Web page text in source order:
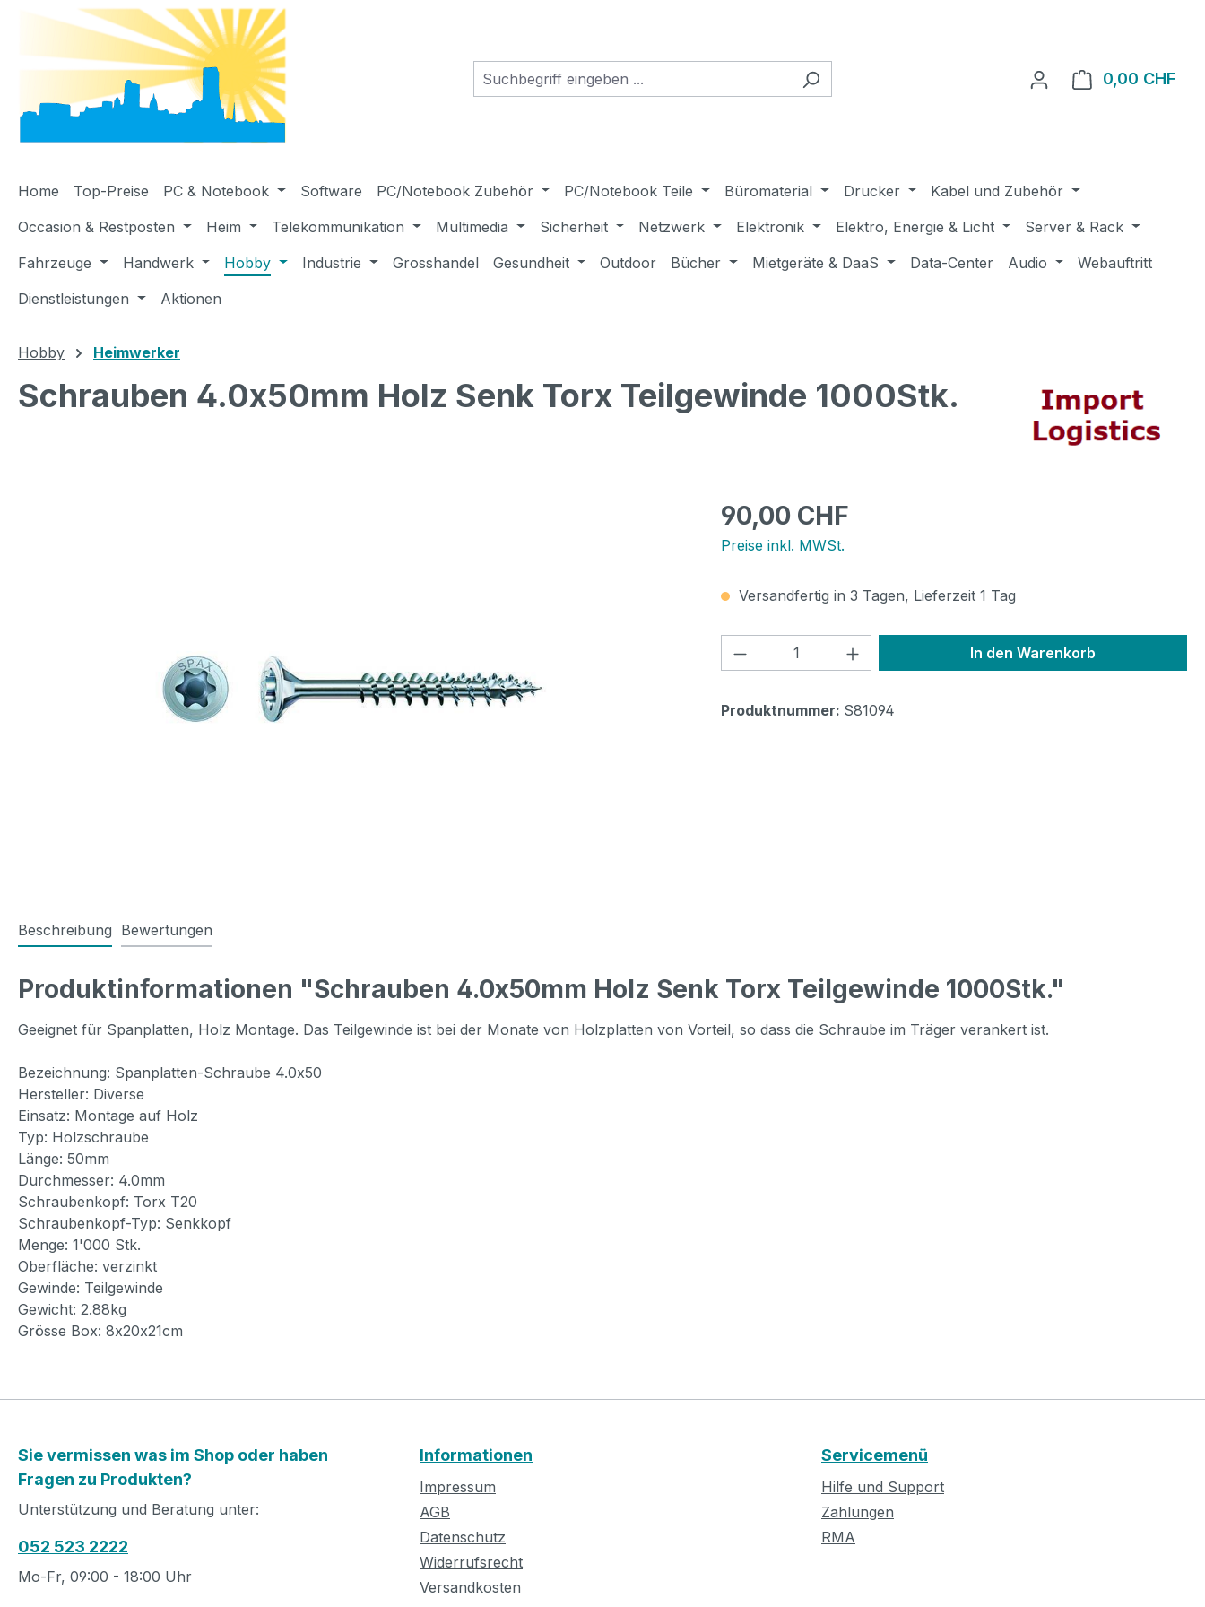
Hauptinhalt springen
Zur Suche springen
Zur Hauptnavigation springen
0,00 CHF
Home Top-Preise PC & Notebook Software PC/Notebook Zubehör PC/Notebook Teile Büromaterial Drucker
Kabel und Zubehör
Occasion & Restposten
Heim Telekommunikation Multimedia Sicherheit Netzwerk Elektronik Elektro, Energie & Licht
Server & Rack
Fahrzeuge
Handwerk Hobby Industrie Grosshandel Gesundheit Outdoor Bücher Mietgeräte & DaaS Data-Center Audio
Webauftritt
Dienstleistungen
Aktionen
Hobby Heimwerker
Schrauben 4.0x50mm Holz Senk Torx Teilgewinde 1000Stk.
Regulärer Preis:
90,00 CHF
Preise inkl. MWSt.
Versandfertig in 3 Tagen, Lieferzeit 1 Tag
Produkt Anzahl: Gib den gewünschten Wert
In den Warenkorb
Produktnummer: S81094
Beschreibung Bewertungen
Produktinformationen "Schrauben 4.0x50mm Holz Senk Torx Teilgewinde 1000Stk."
Geeignet für Spanplatten, Holz Montage. Das Teilgewinde ist bei der Monate von Holzplatten von Vorteil, so dass die Schraube im Träger verankert ist.
Bezeichnung: Spanplatten-Schraube 4.0x50
Hersteller: Diverse
Einsatz: Montage auf Holz
Typ: Holzschraube
Länge: 50mm
Durchmesser: 4.0mm
Schraubenkopf: Torx T20
Schraubenkopf-Typ: Senkkopf
Menge: 1'000 Stk.
Oberfläche: verzinkt
Gewinde: Teilgewinde
Gewicht: 2.88kg
Grösse Box: 8x20x21cm
Sie vermissen was im Shop oder haben
Fragen zu Produkten?
Unterstützung und Beratung unter:
052 523 2222
Mo-Fr, 09:00 - 18:00 Uhr
Informationen
Impressum
AGB
Datenschutz
Widerrufsrecht
Versandkosten
Servicemenü
Hilfe und Support
Zahlungen
RMA